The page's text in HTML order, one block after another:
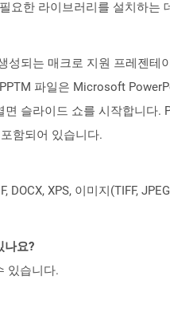
요한 라이브러리를 설치하는
되는 매크로 지원 프레젠테
파일은 Microsoft
슬라이드 쇼를 시작합니다.
함되어 있습니다.
XPS, 이미지(TIFF,
나요?
있습니다.